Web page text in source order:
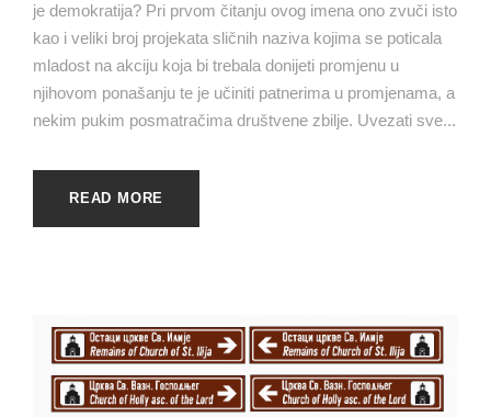
je demokratija? Pri prvom čitanju ovog imena ono zvuči isto
kao i veliki broj projekata sličnih naziva kojima se poticala
mladost na akciju koja bi trebala donijeti promjenu u
njihovom ponašanju te je učiniti patnerima u promjenama, a
nekim pukim posmatračima društvene zbilje. Uvezati sve...
READ MORE